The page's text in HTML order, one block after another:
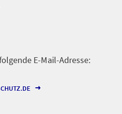
E-Mail-Adresse: